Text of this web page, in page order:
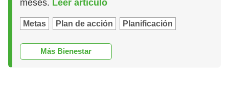
meses. Leer artículo
Metas Plan de acción Planificación
Más Bienestar